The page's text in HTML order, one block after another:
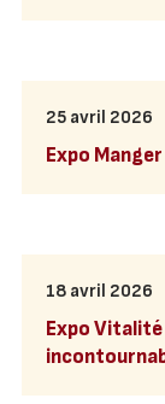
25 avril 2026
Expo
18 avril 2026
Expo Vitalité